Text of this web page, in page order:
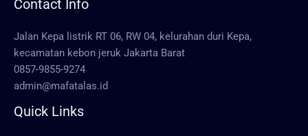
Contact Info
Jalan Kepa listrik RT 06, RW 04, kelurahan duri Kepa,
kecamatan kebon jeruk Jakarta Barat
0857-9855-9274
admin@mafatalas.id
Quick Links